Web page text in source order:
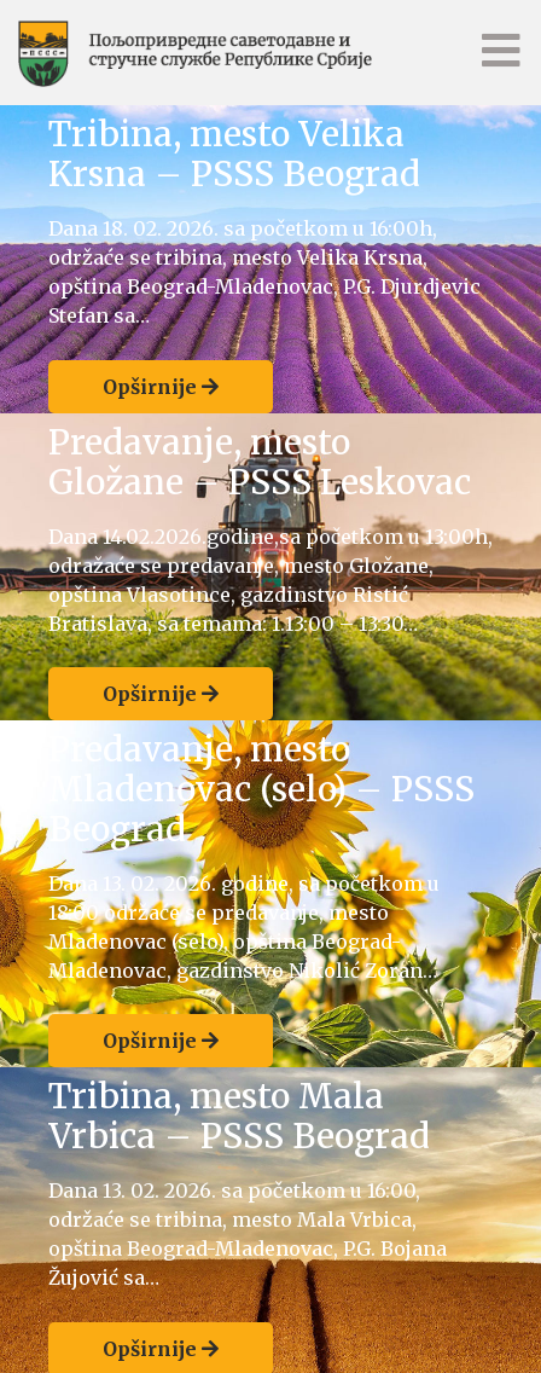
Tribina, mesto Velika
Krsna – PSSS Beograd
Dana 18. 02. 2026. sa početkom u 16:00h,
održaće se tribina, mesto Velika Krsna,
opština Beograd-Mladenovac, P.G. Djurdjevic
Stefan sa…
Opširnije
Predavanje, mesto
Gložane – PSSS Leskovac
Dana 14.02.2026.godine,sa početkom u 13:00h,
odražaće se predavanje, mesto Gložane,
opština Vlasotince, gazdinstvo Ristić
Bratislava, sa temama: 1.13:00 – 13:30…
Opširnije
Predavanje, mesto
Mladenovac (selo) – PSSS
Beograd
Dana 13. 02. 2026. godine, sa početkom u
18:00 održaće se predavanje, mesto
Mladenovac (selo), opština Beograd-
Mladenovac, gazdinstvo Nikolić Zoran…
Opširnije
Tribina, mesto Mala
Vrbica – PSSS Beograd
Dana 13. 02. 2026. sa početkom u 16:00,
održaće se tribina, mesto Mala Vrbica,
opština Beograd-Mladenovac, P.G. Bojana
Žujović sa…
Opširnije